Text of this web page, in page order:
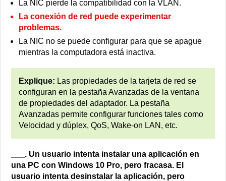
La NIC pierde la compatibilidad con la VLAN.
La conexión de red puede experimentar
problemas.
La NIC no se puede configurar para que se apague
mientras la computadora está inactiva.
Explique: Las propiedades de la tarjeta de red se
configuran en la pestaña Avanzadas de la ventana
de propiedades del adaptador. La pestaña
Avanzadas permite configurar funciones tales como
Velocidad y dúplex, QoS, Wake-on LAN, etc.
___. Un usuario intenta instalar una aplicación en
una PC con Windows 10 Pro, pero fracasa. El
usuario intenta desinstalar la aplicación, pero